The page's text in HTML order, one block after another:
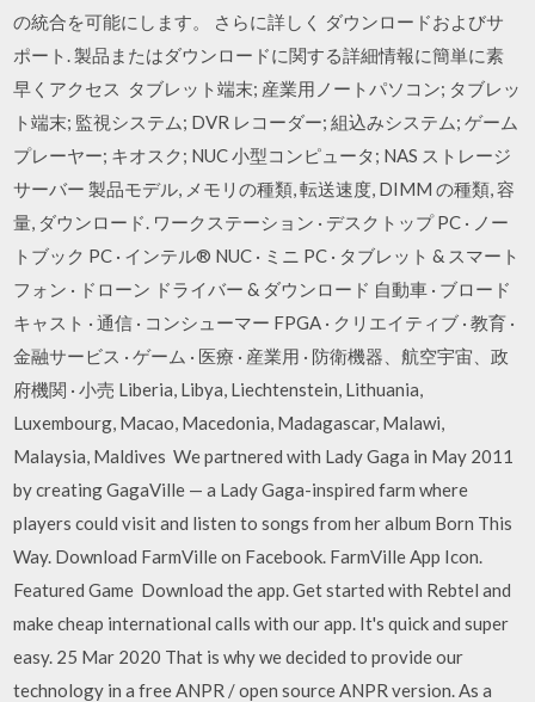
の統合を可能にします。 さらに詳しく ダウンロードおよびサ
ポート. 製品またはダウンロードに関する詳細情報に簡単に素
早くアクセス タブレット端末; 産業用ノートパソコン; タブレッ
ト端末; 監視システム; DVR レコーダー; 組込みシステム; ゲーム
プレーヤー; キオスク; NUC 小型コンピュータ; NAS ストレージ
サーバー 製品モデル, メモリの種類, 転送速度, DIMM の種類, 容
量, ダウンロード. ワークステーション · デスクトップ PC · ノー
トブック PC · インテル® NUC · ミニ PC · タブレット & スマート
フォン · ドローン ドライバー & ダウンロード 自動車 · ブロード
キャスト · 通信 · コンシューマー FPGA · クリエイティブ · 教育 ·
金融サービス · ゲーム · 医療 · 産業用 · 防衛機器、航空宇宙、政
府機関 · 小売 Liberia, Libya, Liechtenstein, Lithuania,
Luxembourg, Macao, Macedonia, Madagascar, Malawi,
Malaysia, Maldives We partnered with Lady Gaga in May 2011
by creating GagaVille — a Lady Gaga-inspired farm where
players could visit and listen to songs from her album Born This
Way. Download FarmVille on Facebook. FarmVille App Icon.
Featured Game Download the app. Get started with Rebtel and
make cheap international calls with our app. It's quick and super
easy. 25 Mar 2020 That is why we decided to provide our
technology in a free ANPR / open source ANPR version. As a